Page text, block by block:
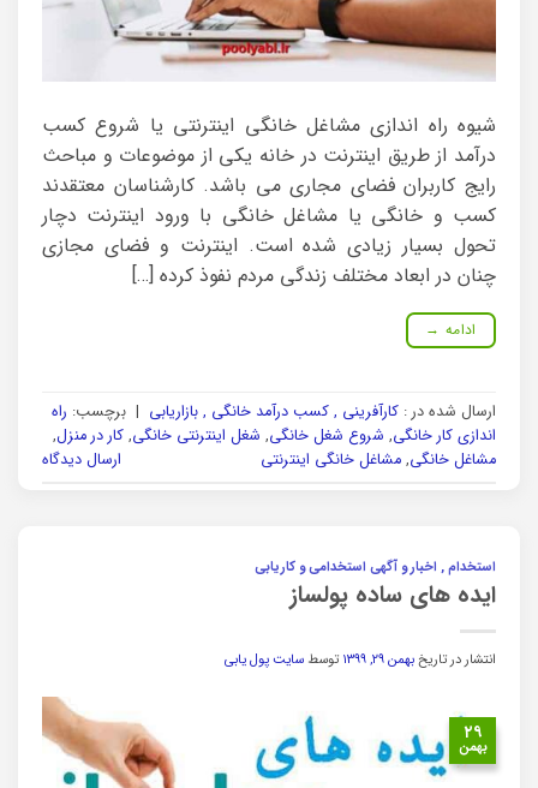
شیوه راه اندازی مشاغل خانگی اینترنتی یا شروع کسب
درآمد از طریق اینترنت در خانه یکی از موضوعات و مباحث
رایج کاربران فضای مجاری می باشد. کارشناسان معتقدند
کسب و خانگی یا مشاغل خانگی با ورود اینترنت دچار
تحول بسیار زیادی شده است. اینترنت و فضای مجازی
چنان در ابعاد مختلف زندگی مردم نفوذ کرده […]
ادامه →
ارسال شده در : کارآفرینی , کسب درآمد خانگی , بازاریابی | برچسب: راه
اندازی کار خانگی, شروع شغل خانگی, شغل اینترنتی خانگی, کار در منزل,
مشاغل خانگی, مشاغل خانگی اینترنتی ارسال دیدگاه
استخدام , اخبار و آگهی استخدامی و کاریابی
ایده های ساده پولساز
انتشار در تاریخبهمن ۲۹, ۱۳۹۹ توسط سایت پول یابی
۲۹
بهمن